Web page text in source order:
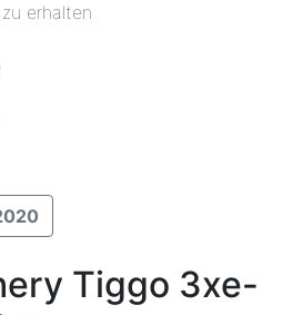
erhalten
Tiggo 3xe-